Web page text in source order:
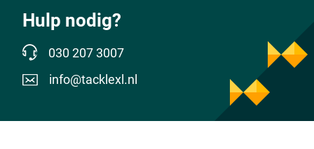
Hulp nodig?
030 207 3007
info@tacklexl.nl